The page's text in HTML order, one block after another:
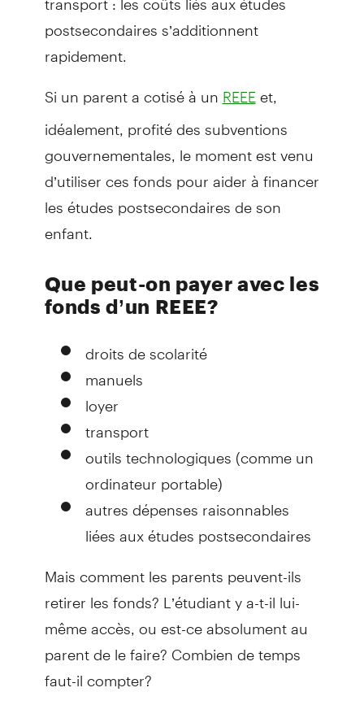
postsecondaires s’additionnent
rapidement.
Si un parent a cotisé à un REEE et,
idéalement, profité des subventions
gouvernementales, le moment est venu
d’utiliser ces fonds pour aider à financer
les études postsecondaires de son
enfant.
Que peut-on payer avec les
fonds d’un REEE?
droits de scolarité
manuels
loyer
transport
outils technologiques (comme un
ordinateur portable)
autres dépenses raisonnables
liées aux études postsecondaires
Mais comment les parents peuvent-ils
retirer les fonds? L’étudiant y a-t-il lui-
même accès, ou est-ce absolument au
parent de le faire? Combien de temps
faut-il compter?